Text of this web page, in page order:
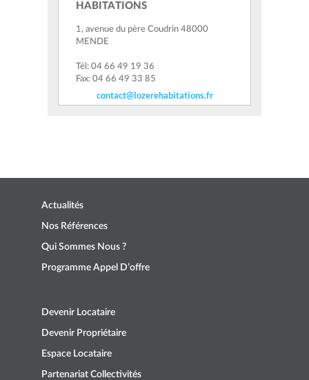
HABITATIONS
1, avenue du père Coudrin 48000
MENDE
Tél: 04 66 49 19 36
Fax: 04 66 49 33 85
contact@lozerehabitations.fr
Actualités
Nos Références
Qui Sommes Nous ?
Programme Appel D’offre
Devenir Locataire
Devenir Propriétaire
Espace Locataire
Partenariat Collectivités